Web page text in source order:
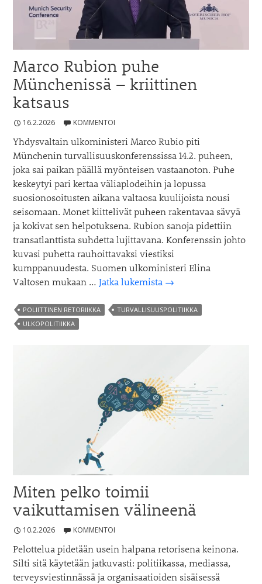
Marco Rubion puhe
Münchenissä – kriittinen
katsaus
16.2.2026 KOMMENTOI
Yhdysvaltain ulkoministeri Marco Rubio piti
Münchenin turvallisuuskonferenssissa 14.2. puheen,
joka sai paikan päällä myönteisen vastaanoton. Puhe
keskeytyi pari kertaa väliaplodeihin ja lopussa
suosionosoitusten aikana valtaosa kuulijoista nousi
seisomaan. Monet kiittelivät puheen rakentavaa sävyä
ja kokivat sen helpotuksena. Rubion sanoja pidettiin
transatlanttista suhdetta lujittavana. Konferenssin johto
kuvasi puhetta rauhoittavaksi viestiksi
kumppanuudesta. Suomen ulkoministeri Elina
Valtosen mukaan …Jatka lukemista Marco
puhe
→
POLIITTINEN RETORIIKKA
TURVALLISUUSPOLITIIKKA
ULKOPOLITIIKKA
Miten pelko toimii
vaikuttamisen välineenä
10.2.2026 KOMMENTOI
Pelottelua pidetään usein halpana retorisena keinona.
Silti sitä käytetään jatkuvasti: politiikassa, mediassa,
terveysviestinnässä ja organisaatioiden sisäisessä